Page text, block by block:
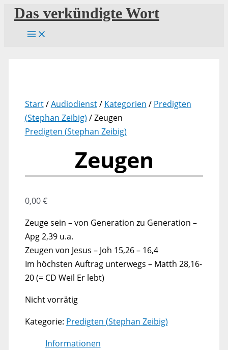
Zum
Inhalt
springen
Das verkündigte Wort
Start/Audiodienst/ Kategorien / Predigten
(Stephan Zeibig) / Zeugen
Predigten (Stephan Zeibig)
Zeugen
0,00€
Zeuge sein – von Generation zu Generation –
Apg 2,39 u.a.
Zeugen von Jesus – Joh 15,26 – 16,4
Im höchsten Auftrag unterwegs – Matth 28,16-
20 (= CD Weil Er lebt)
Nicht vorrätig
Kategorie: Predigten (Stephan Zeibig)
Informationen